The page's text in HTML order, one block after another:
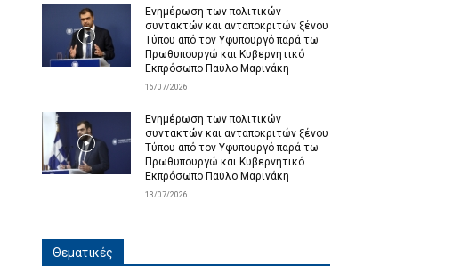
Ενημέρωση των πολιτικών
συντακτών και ανταποκριτών ξένου
Τύπου από τον Υφυπουργό παρά τω
Πρωθυπουργώ και Κυβερνητικό
Εκπρόσωπο Παύλο Μαρινάκη
16/07/2026
Ενημέρωση των πολιτικών
συντακτών και ανταποκριτών ξένου
Τύπου από τον Υφυπουργό παρά τω
Πρωθυπουργώ και Κυβερνητικό
Εκπρόσωπο Παύλο Μαρινάκη
13/07/2026
Θεματικές